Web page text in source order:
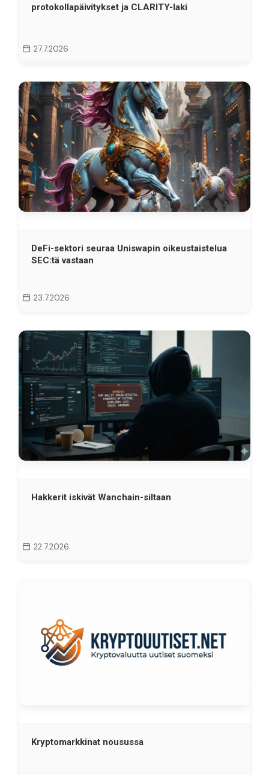
protokollapäivitykset ja CLARITY-laki
27.7.2026
DeFi-sektori seuraa Uniswapin oikeustaistelua
SEC:tä vastaan
23.7.2026
Hakkerit iskivät Wanchain-siltaan
22.7.2026
Kryptomarkkinat nousussa